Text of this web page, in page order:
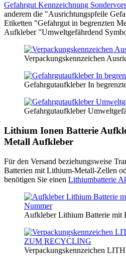
Gefahrgut Kennzeichnung
anderem die "Ausrichtungspfeile
Etiketten "Gefahrgut in begrenzten
Aufkleber "Umweltgefährdend
Verpackungskennzeichen
Gefahrgutaufkleber In
Gefahrgutaufkleber
Lithium Ionen Batterie
Metall Aufkleber
Für den Versand beziehungsweise
Batterien mit Lithium-Metall-Zellen
benötigen Sie einen Lithiumbatterie
Aufkleber Lithium Batterie mit
Verpackungskennzeichen